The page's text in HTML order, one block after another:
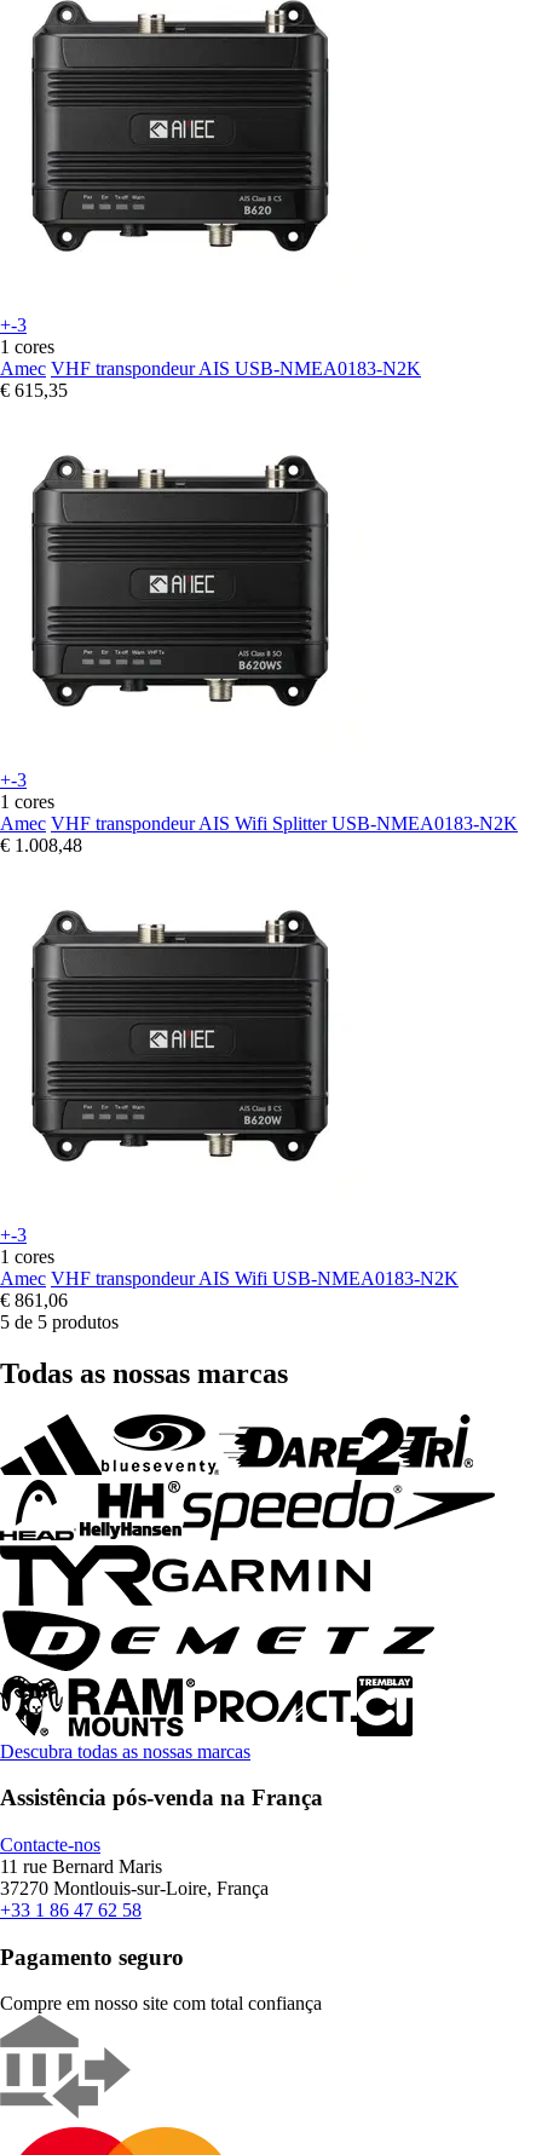
+-3
1 cores
Amec VHF transpondeur AIS USB-NMEA0183-N2K
€ 615,35
+-3
1 cores
Amec VHF transpondeur AIS Wifi Splitter USB-NMEA0183-N2K
€ 1.008,48
+-3
1 cores
Amec VHF transpondeur AIS Wifi USB-NMEA0183-N2K
€ 861,06
5 de 5 produtos
Todas as nossas marcas
Descubra todas as nossas marcas
Assistência pós-venda na França
Contacte-nos
11 rue Bernard Maris
37270 Montlouis-sur-Loire, França
+33 1 86 47 62 58
Pagamento seguro
Compre em nosso site com total confiança